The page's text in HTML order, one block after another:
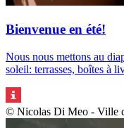
Bienvenue en été!
Nous nous mettons au
soleil: terrasses, boîtes à
© Nicolas Di Meo - Ville